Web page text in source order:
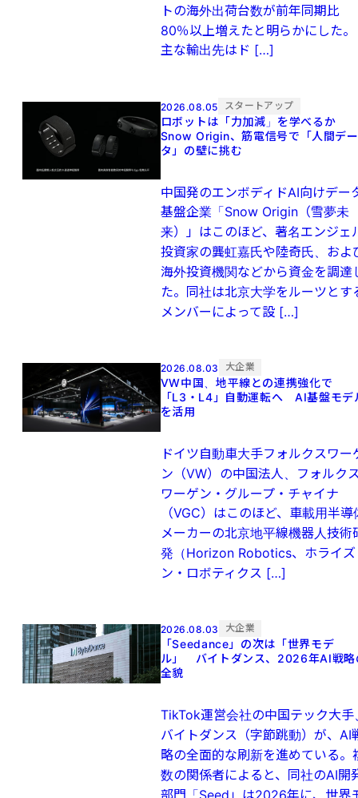
トの海外出荷台数が前年同期比
80％以上増えたと明らかにした。
主な輸出先はド […]
2026.08.05 スタートアップ
ロボットは「力加減」を学べるか
Snow Origin、筋電信号で「人間デー
タ」の壁に挑む
中国発のエンボディドAI向けデー
基盤企業「Snow Origin（雪夢未
来）」はこのほど、著名エンジェ
投資家の龔虹嘉氏や陸奇氏、およ
海外投資機関などから資金を調達
た。同社は北京大学をルーツとす
メンバーによって設 […]
2026.08.03 大企業
VW中国、地平線との連携強化で
「L3・L4」自動運転へ AI基盤モデ
を活用
ドイツ自動車大手フォルクスワー
ン（VW）の中国法人、フォルク
ワーゲン・グループ・チャイナ
（VGC）はこのほど、車載用半導
メーカーの北京地平線機器人技術
発（Horizon Robotics、ホライズ
ン・ロボティクス […]
2026.08.03 大企業
「Seedance」の次は「世界モデ
ル」 バイトダンス、2026年AI戦略
全貌
TikTok運営会社の中国テック大手
バイトダンス（字節跳動）が、AI
略の全面的な刷新を進めている。
数の関係者によると、同社のAI開